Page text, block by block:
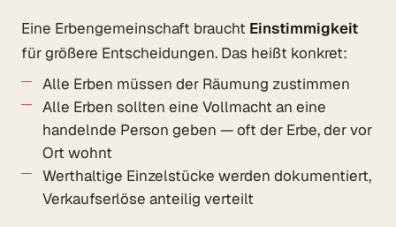
Eine Erbengemeinschaft braucht Einstimmigkeit
für größere Entscheidungen. Das heißt konkret:
Alle Erben müssen der Räumung zustimmen
Alle Erben sollten eine Vollmacht an eine
handelnde Person geben — oft der Erbe, der vor
Ort wohnt
Werthaltige Einzelstücke werden dokumentiert,
Verkaufserlöse anteilig verteilt